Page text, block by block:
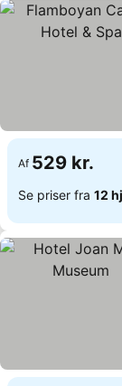
Af 529 kr.
Se priser fra 12